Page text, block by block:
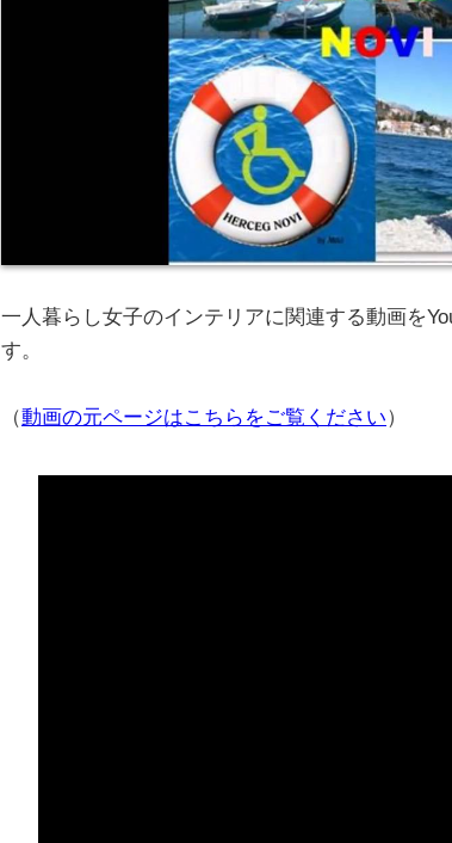
一人暮らし女子のインテリアに関連する動画を
す。
（動画の元ページはこちらをご覧ください）